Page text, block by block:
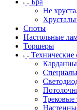
Бра
Не
Споты
Настольные
Торшеры
Технические
Трековые